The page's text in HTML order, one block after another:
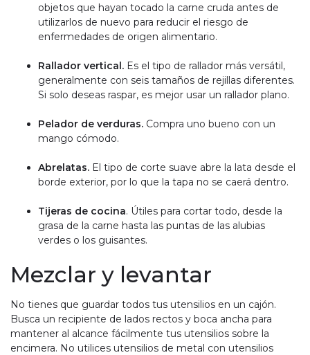
objetos que hayan tocado la carne cruda antes de
utilizarlos de nuevo para reducir el riesgo de
enfermedades de origen alimentario.
Rallador vertical. Es el tipo de rallador más versátil,
generalmente con seis tamaños de rejillas diferentes.
Si solo deseas raspar, es mejor usar un rallador plano.
Pelador de verduras. Compra uno bueno con un
mango cómodo.
Abrelatas. El tipo de corte suave abre la lata desde el
borde exterior, por lo que la tapa no se caerá dentro.
Tijeras de cocina. Útiles para cortar todo, desde la
grasa de la carne hasta las puntas de las alubias
verdes o los guisantes.
Mezclar y levantar
No tienes que guardar todos tus utensilios en un cajón.
Busca un recipiente de lados rectos y boca ancha para
mantener al alcance fácilmente tus utensilios sobre la
encimera. No utilices utensilios de metal con utensilios